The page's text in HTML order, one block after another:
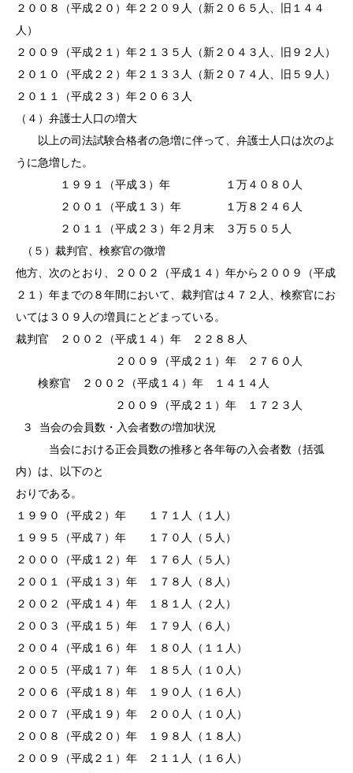
２００８（平成２０）年２２０９人（新２０６５人、旧１４４
人）
２００９（平成２１）年２１３５人（新２０４３人、旧９２人）
２０１０（平成２２）年２１３３人（新２０７４人、旧５９人）
２０１１（平成２３）年２０６３人
（４）弁護士人口の増大
以上の司法試験合格者の急増に伴って、弁護士人口は次のよ
うに急増した。
１９９１（平成３）年 １万４０８０人
２００１（平成１３）年 １万８２４６人
２０１１（平成２３）年２月末 ３万５０５人
（５）裁判官、検察官の微増
他方、次のとおり、２００２（平成１４）年から２００９（平成
２１）年までの８年間において、裁判官は４７２人、検察官にお
いては３０９人の増員にとどまっている。
裁判官 ２００２（平成１４）年 ２２８８人
２００９（平成２１）年 ２７６０人
検察官 ２００２（平成１４）年 １４１４人
２００９（平成２１）年 １７２３人
３
当会の会員数・入会者数の増加状況
当会における正会員数の推移と各年毎の入会者数（括弧
内）は、以下のと
おりである。
１９９０（平成２）年 １７１人（１人）
１９９５（平成７）年 １７０人（５人）
２０００（平成１２）年 １７６人（５人）
２００１（平成１３）年 １７８人（８人）
２００２（平成１４）年 １８１人（２人）
２００３（平成１５）年 １７９人（６人）
２００４（平成１６）年 １８０人（１１人）
２００５（平成１７）年 １８５人（１０人）
２００６（平成１８）年 １９０人（１６人）
２００７（平成１９）年 ２００人（１０人）
２００８（平成２０）年 １９８人（１８人）
２００９（平成２１）年 ２１１人（１６人）